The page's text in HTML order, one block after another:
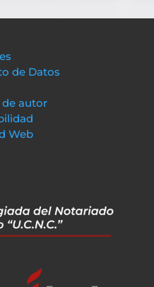
de Datos
de autor
Web